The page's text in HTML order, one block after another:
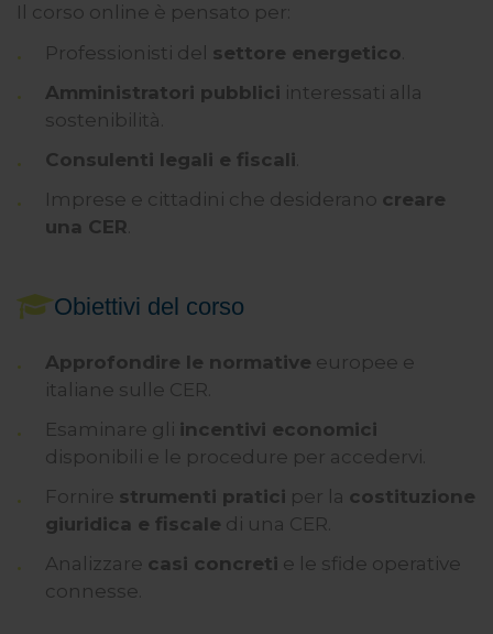
Il corso online è pensato per:
Professionisti del settore energetico
Amministratori pubblici interessati alla
sostenibilità.
Consulenti legali e fiscali
Imprese e cittadini che desiderano creare
una CER
Obiettivi del corso
Approfondire le normative europee e
italiane sulle CER.
Esaminare gli incentivi economici
disponibili e le procedure per accedervi.
Fornire strumenti pratici per la costituzione
giuridica e fiscale di una CER.
Analizzare casi concreti e le sfide operative
connesse.